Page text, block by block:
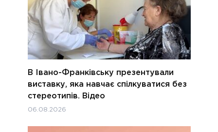
В Івано-Франківську презентували
виставку, яка навчає спілкуватися без
стереотипів. Відео
06.08.2026